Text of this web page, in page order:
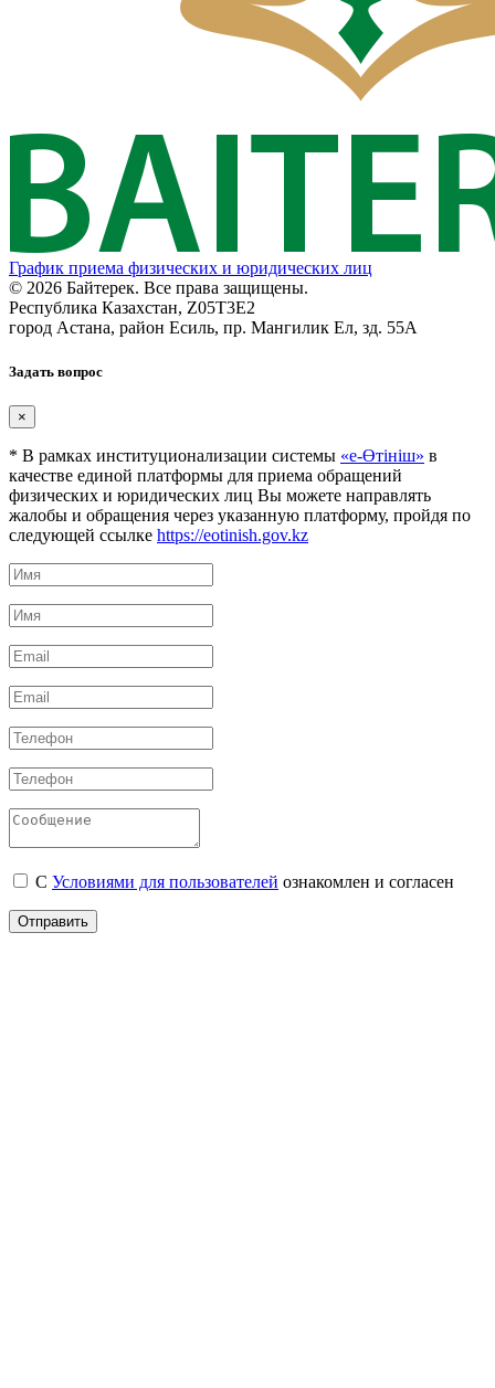
График приема физических и юридических лиц
© 2026 Байтерек. Все права защищены.
Республика Казахстан, Z05T3E2
город Астана, район Есиль, пр. Мангилик Ел, зд. 55А
Задать вопрос
×
* В рамках институционализации системы «е-Өтініш» в
качестве единой платформы для приема обращений
физических и юридических лиц Вы можете направлять
жалобы и обращения через указанную платформу, пройдя по
следующей ссылке https://eotinish.gov.kz
С Условиями для пользователей ознакомлен и согласен
Отправить